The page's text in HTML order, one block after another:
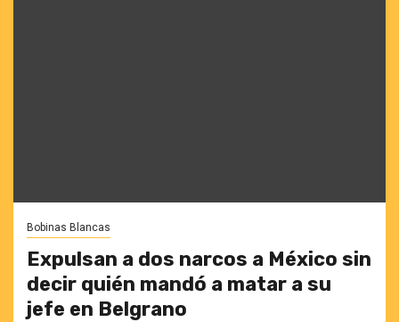
Bobinas Blancas
Expulsan a dos narcos a México sin
decir quién mandó a matar a su
jefe en Belgrano